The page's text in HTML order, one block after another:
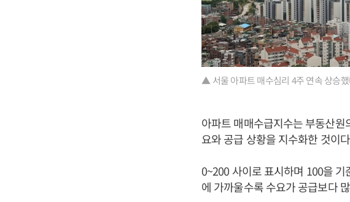
▲ 서울 아파트 매수심리 4주 연속 상승
아파트 매매수급지수는 부동산
요와 공급 상황을 지수화한 것이
0~200 사이로 표시하며 100을
에 가까울수록 수요가 공급보다